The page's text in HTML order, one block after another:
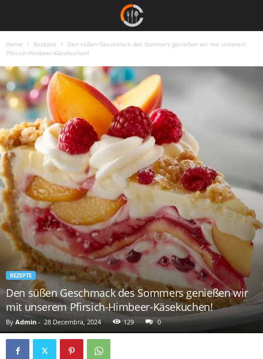
Home Rezepte
Den süßen Geschmack des Sommers genießen wir mit unserem
Pfirsich-Himbeer-Käsekuchen!
REZEPTE
Den süßen Geschmack des Sommers genießen wir
mit unserem Pfirsich-Himbeer-Käsekuchen!
By Admin - 28 Decembra, 2024 129 0